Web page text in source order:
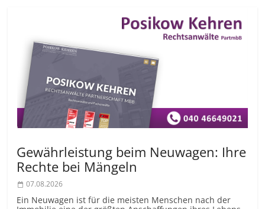
Gewährleistung beim Neuwagen: Ihre
Rechte bei Mängeln
07.08.2026
Ein Neuwagen ist für die meisten Menschen nach der